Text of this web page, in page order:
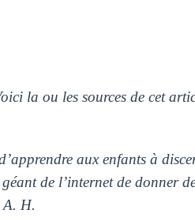
la ou les sources de cet
aux enfants à
de l’internet de donner
H.